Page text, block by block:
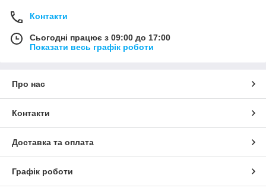
Контакти
Сьогодні працює з 09:00 до 17:00
Показати весь графік роботи
Про нас
Контакти
Доставка та оплата
Графік роботи